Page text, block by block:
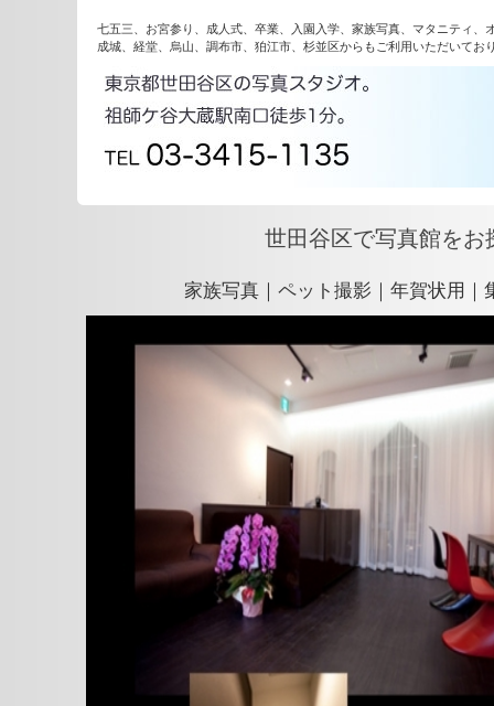
七五三、お宮参り、成人式、卒業、入園入学、家族写真、マタニティ
成城、経堂、烏山、調布市、狛江市、杉並区からもご利用いただいて
世田谷区で写真館を
家族写真｜ペット撮影｜年賀状用